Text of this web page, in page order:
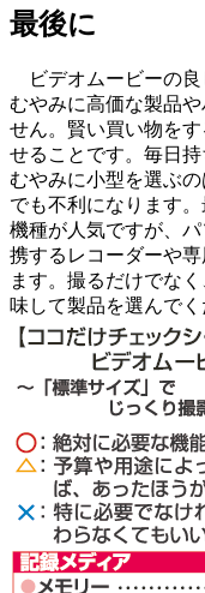
最後に
ビデオムービーの良
むやみに高価な製品
せん。賢い買い物を
せることです。毎日
むやみに小型を選ぶ
でも不利になります
機種が人気ですが、
携するレコーダーや
ます。撮るだけでな
味して製品を選んでく